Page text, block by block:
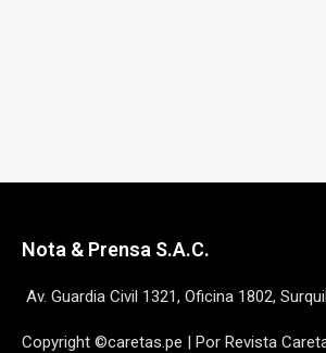
Nota & Prensa S.A.C.
Av. Guardia Civil 1321, Oficina 1802,
Copyright ©caretas.pe | Por Revista